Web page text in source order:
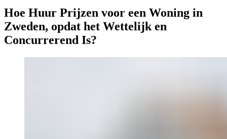
Hoe Huur Prijzen voor een Woning in
Zweden, opdat het Wettelijk en
Concurrerend Is?